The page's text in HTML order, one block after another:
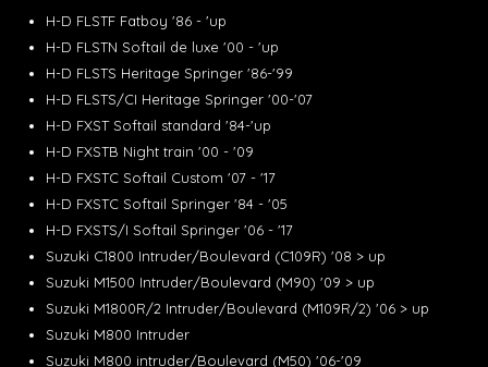
H-D FLSTF Fatboy '86 - 'up
H-D FLSTN Softail de luxe '00 - 'up
H-D FLSTS Heritage Springer '86-'99
H-D FLSTS/CI Heritage Springer '00-'07
H-D FXST Softail standard '84-'up
H-D FXSTB Night train '00 - '09
H-D FXSTC Softail Custom '07 - '17
H-D FXSTC Softail Springer '84 - '05
H-D FXSTS/I Softail Springer '06 - '17
Suzuki C1800 Intruder/Boulevard (C109R) '08 > up
Suzuki M1500 Intruder/Boulevard (M90) '09 > up
Suzuki M1800R/2 Intruder/Boulevard (M109R/2) '06 > up
Suzuki M800 Intruder
Suzuki M800 intruder/Boulevard (M50) '06-'09